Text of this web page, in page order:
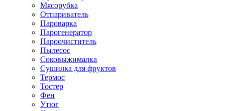
Мясорубка
Отпариватель
Пароварка
Парогенератор
Пароочиститель
Пылесос
Соковыжималка
Сушилка для фруктов
Термос
Тостер
Фен
Утюг